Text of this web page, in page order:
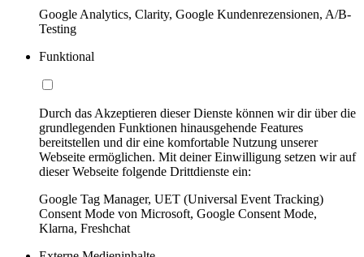
Google Analytics, Clarity, Google Kundenrezensionen, A/B-
Testing
Funktional
Durch das Akzeptieren dieser Dienste können wir dir über die
grundlegenden Funktionen hinausgehende Features
bereitstellen und dir eine komfortable Nutzung unserer
Webseite ermöglichen. Mit deiner Einwilligung setzen wir auf
dieser Webseite folgende Drittdienste ein:
Google Tag Manager, UET (Universal Event Tracking)
Consent Mode von Microsoft, Google Consent Mode,
Klarna, Freshchat